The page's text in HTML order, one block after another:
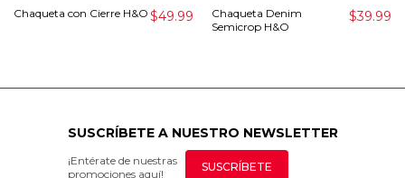
Chaqueta con Cierre H&O $49.99
Chaqueta Denim
Semicrop H&O
$39.99
SUSCRÍBETE A NUESTRO NEWSLETTER
¡Entérate de nuestras
promociones aquí!
SUSCRÍBETE